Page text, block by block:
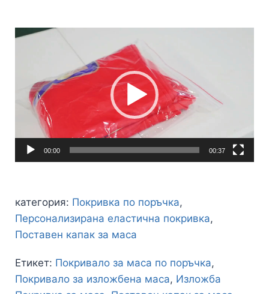
Видео
00:00 00:37
категория: Покривка по поръчка,
Персонализирана еластична покривка,
Поставен капак за маса
Етикет: Покривало за маса по поръчка,
Покривало за изложбена маса, Изложба